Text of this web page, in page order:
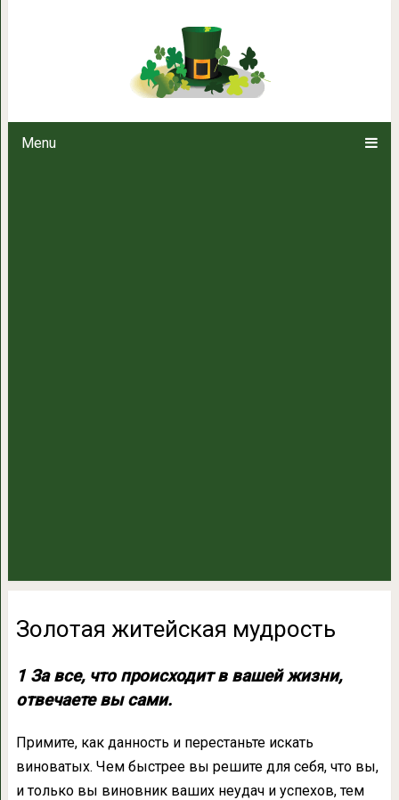
Menu
Золотая житейская мудрость
1 За все, что происходит в вашей жизни,
отвечаете вы сами.
Примите, как данность и перестаньте искать
виноватых. Чем быстрее вы решите для себя, что вы,
и только вы виновник ваших неудач и успехов, тем